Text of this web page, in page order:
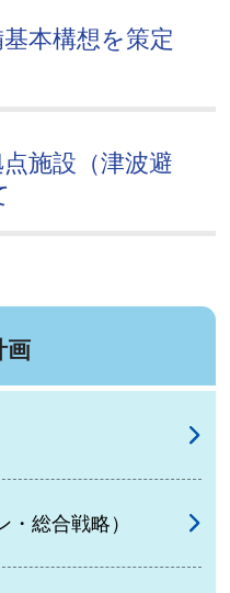
本構想を策定
施設（津波避
画
総合戦略）